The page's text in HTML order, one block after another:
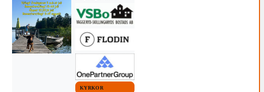
KYRKOR